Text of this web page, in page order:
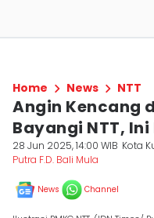
Home News NTT
Angin Kencang
Bayangi NTT,
28 Jun 2025, 14:00 WIB Kota
Putra F.D. Bali Mula
News Channel